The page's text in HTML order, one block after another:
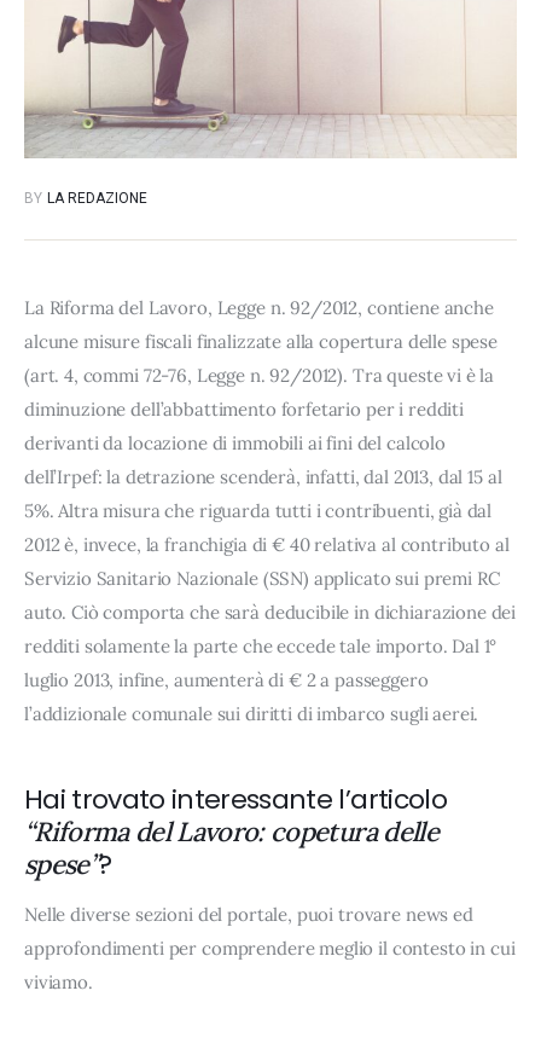
BY LA REDAZIONE
La Riforma del Lavoro, Legge n. 92/2012, contiene anche
alcune misure fiscali finalizzate alla copertura delle spese
(art. 4, commi 72-76, Legge n. 92/2012). Tra queste vi è la
diminuzione dell’abbattimento forfetario per i redditi
derivanti da locazione di immobili ai fini del calcolo
dell’Irpef: la detrazione scenderà, infatti, dal 2013, dal 15 al
5%. Altra misura che riguarda tutti i contribuenti, già dal
2012 è, invece, la franchigia di € 40 relativa al contributo al
Servizio Sanitario Nazionale (SSN) applicato sui premi RC
auto. Ciò comporta che sarà deducibile in dichiarazione dei
redditi solamente la parte che eccede tale importo. Dal 1°
luglio 2013, infine, aumenterà di € 2 a passeggero
l’addizionale comunale sui diritti di imbarco sugli aerei.
Hai trovato interessante l’articolo
“Riforma del Lavoro: copetura delle
spese”?
Nelle diverse sezioni del portale, puoi trovare news ed
approfondimenti per comprendere meglio il contesto in cui
viviamo.